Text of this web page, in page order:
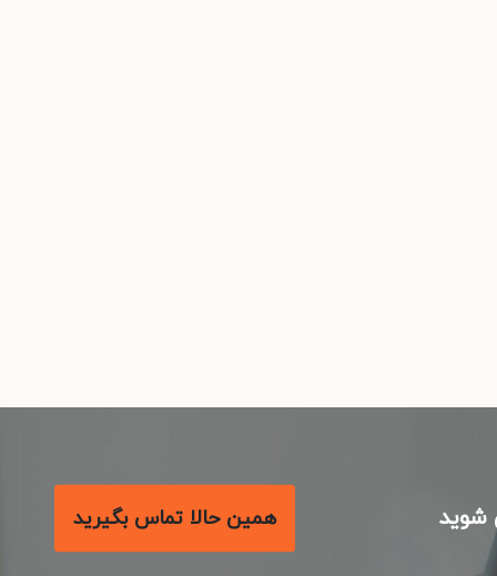
همین حالا تماس بگیرید